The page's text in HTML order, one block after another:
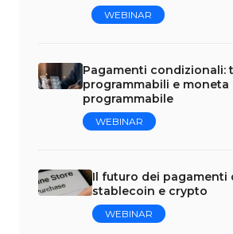
WEBINAR
Pagamenti condizionali:
programmabili e moneta
programmabile
WEBINAR
Il futuro dei pagamenti
stablecoin e crypto
WEBINAR